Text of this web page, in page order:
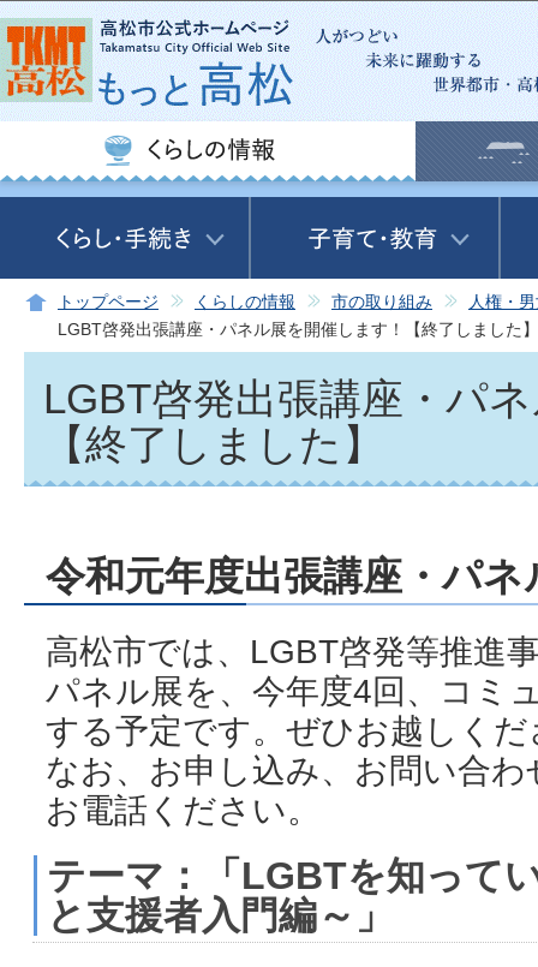
この
トップページ くらしの情報 市の取り組み
人権・
LGBT啓発出張講座・パネル展を開催します！【終了しました】
LGBT啓発出張講座・パ
【終了しました】
令和元年度出張講座・パ
高松市では、LGBT啓発等推進
パネル展を、今年度4回、コミ
する予定です。ぜひお越しくだ
なお、お申し込み、お問い合
お電話ください。
テーマ：「LGBTを知って
と支援者入門編～」